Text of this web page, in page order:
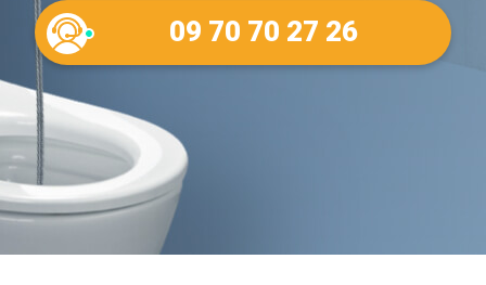
09 70 70 27 26